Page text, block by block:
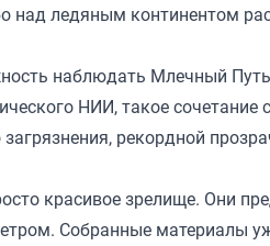
над ледяным континентом
наблюдать Млечный
НИИ, такое
рекордной
красивое зрелище. Они
Собранные материалы